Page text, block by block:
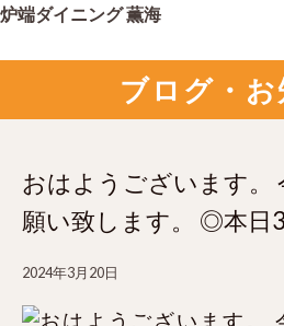
炉端ダイニング 薫海
ブログ・お
おはようございます。
願い致します。 ◎本日
2024年3月20日